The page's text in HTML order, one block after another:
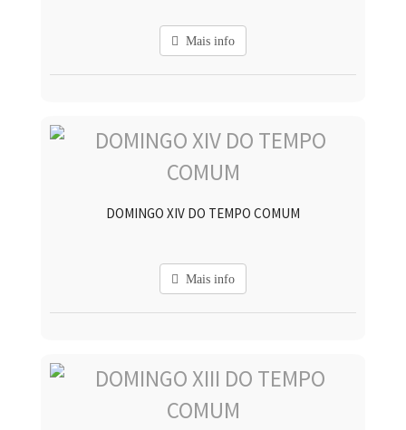
Mais info
DOMINGO XIV DO TEMPO COMUM
Mais info